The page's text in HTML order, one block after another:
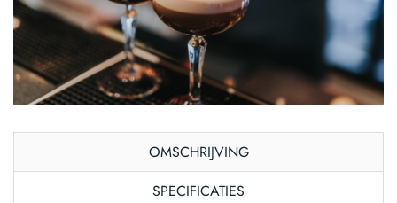
OMSCHRIJVING
SPECIFICATIES